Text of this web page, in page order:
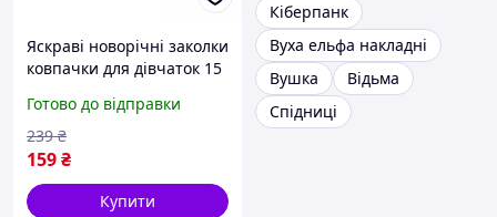
Яскраві новорічні заколки
ковпачки для дівчаток 15
паєтками у вигляді оленя
та вусів
Готово до відправки
159₴
239 ₴
Купити
Кіберпанк
Вуха ельфа накладні
Вушка
Відьма
Спідниці